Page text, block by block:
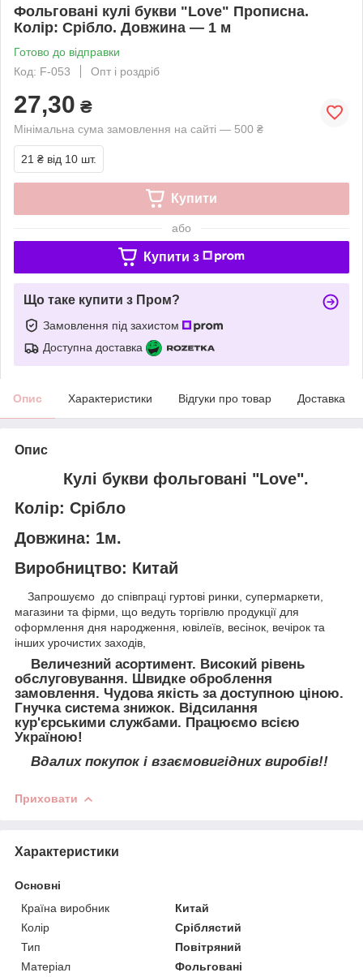
Фольговані кулі букви "Love" Прописна.
Колір: Срібло. Довжина — 1 м
Готово до відправки
Код: F-053
Опт і роздріб
27,30 ₴
Мінімальна сума замовлення на сайті — 500 ₴
21 ₴ від 10 шт.
Купити
або
Купити з
Що таке купити з Пром?
Замовлення під захистом
Доступна доставка
Опис Характеристики Відгуки про товар Доставка
Опис
Кулі букви фольговані "Love".
Колір: Срібло
Довжина: 1м.
Виробництво: Китай
Запрошуємо до співпраці гуртові ринки, супермаркети,
магазини та фірми, що ведуть торгівлю продукції для
оформлення дня народження, ювілеїв, весінок, вечірок та
інших урочистих заходів,
Величезний асортимент. Високий рівень
обслуговування. Швидке оброблення
замовлення. Чудова якість за доступною ціною.
Гнучка система знижок. Відсилання
кур'єрськими службами. Працюємо всією
Україною!
Вдалих покупок і взаємовигідних виробів!!
Приховати
Характеристики
Основні
Країна виробник
Китай
Колір
Сріблястий
Тип
Повітряний
Матеріал
Фольговані